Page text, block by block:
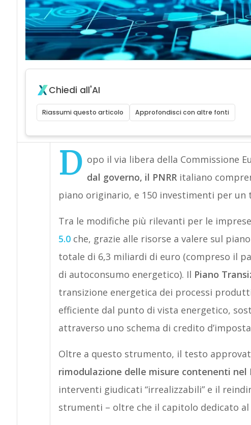
Chiedi all'AI
Riassumi questo articolo Approfondisci con altre fonti
D opo il via libera della Commissione
dal governo, il PNRRitaliano
piano originario, e 150 investimenti per un
Tra le modifiche più rilevanti per le
5.0che, grazie alle risorse a valere sul
totale di 6,3 miliardi di euro (compreso il
di autoconsumo energetico). Il Piano
transizione energetica dei processi
efficiente dal punto di vista energetico,
attraverso uno schema di credito
Oltre a questo strumento, il testo
rimodulazione delle misure contenenti nel
interventi giudicati “irrealizzabili” e il
strumenti – oltre che il capitolo dedicato al